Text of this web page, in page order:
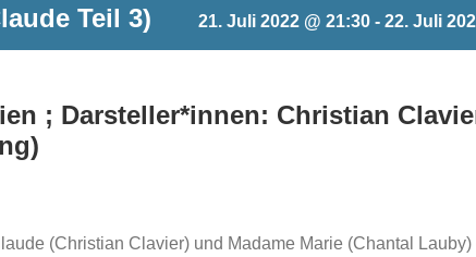
Teil 3) 21. Juli 2022 @ 21:30 - 22. Juli
; Darsteller*innen: Christian
(Christian Clavier) und Madame Marie (Chantal